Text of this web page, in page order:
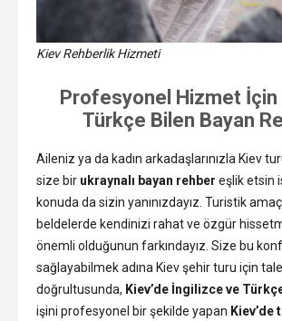
Kiev Rehberlik Hizmeti
Profesyonel Hizmet İçin
Türkçe Bilen Bayan
Aileniz ya da kadın arkadaşlarınızla Kiev
size bir ukraynalı bayan rehber eşlik etsin
konuda da sizin yanınızdayız. Turistik
beldelerde kendinizi rahat ve özgür
önemli olduğunun farkındayız. Size bu
sağlayabilmek adına Kiev şehir turu için
doğrultusunda, Kiev’de İngilizce ve
işini profesyonel bir şekilde yapan Kiev’de